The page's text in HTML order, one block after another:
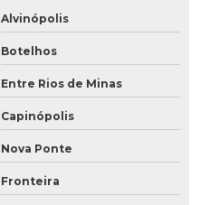
Alvinópolis
Botelhos
Entre Rios de Minas
Capinópolis
Nova Ponte
Fronteira